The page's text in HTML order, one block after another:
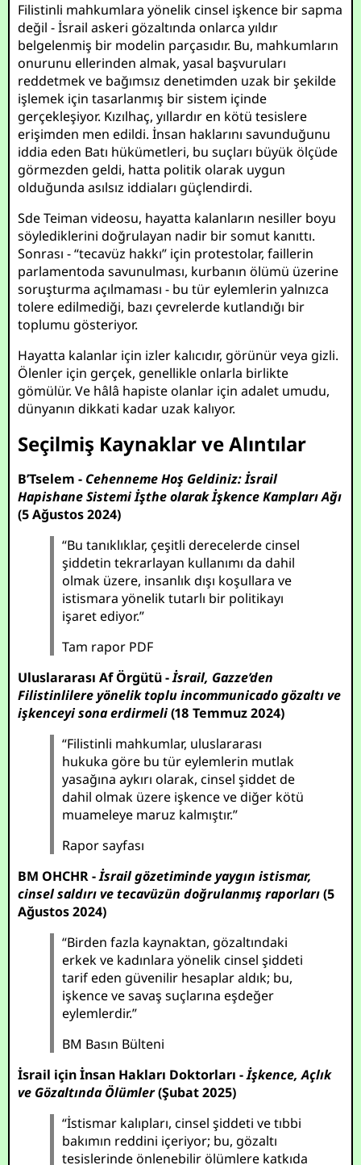
Filistinli mahkumlara yönelik cinsel işkence bir sapma
değil - İsrail askeri gözaltında onlarca yıldır
belgelenmiş bir modelin parçasıdır. Bu, mahkumların
onurunu ellerinden almak, yasal başvuruları
reddetmek ve bağımsız denetimden uzak bir şekilde
işlemek için tasarlanmış bir sistem içinde
gerçekleşiyor. Kızılhaç, yıllardır en kötü tesislere
erişimden men edildi. İnsan haklarını savunduğunu
iddia eden Batı hükümetleri, bu suçları büyük ölçüde
görmezden geldi, hatta politik olarak uygun
olduğunda asılsız iddiaları güçlendirdi.
Sde Teiman videosu, hayatta kalanların nesiller boyu
söylediklerini doğrulayan nadir bir somut kanıttı.
Sonrası - “tecavüz hakkı” için protestolar, faillerin
parlamentoda savunulması, kurbanın ölümü üzerine
soruşturma açılmaması - bu tür eylemlerin yalnızca
tolere edilmediği, bazı çevrelerde kutlandığı bir
toplumu gösteriyor.
Hayatta kalanlar için izler kalıcıdır, görünür veya gizli.
Ölenler için gerçek, genellikle onlarla birlikte
gömülür. Ve hâlâ hapiste olanlar için adalet umudu,
dünyanın dikkati kadar uzak kalıyor.
Seçilmiş Kaynaklar ve Alıntılar
B’Tselem - Cehenneme Hoş Geldiniz: İsrail
Hapishane Sistemi İşthe olarak İşkence Kampları Ağı
(5 Ağustos 2024)
“Bu tanıklıklar, çeşitli derecelerde cinsel
şiddetin tekrarlayan kullanımı da dahil
olmak üzere, insanlık dışı koşullara ve
istismara yönelik tutarlı bir politikayı
işaret ediyor.”
Tam rapor PDF
Uluslararası Af Örgütü -İsrail, Gazze’den
Filistinlilere yönelik toplu incommunicado gözaltı ve
işkenceyi sona erdirmeli(18 Temmuz 2024)
“Filistinli mahkumlar, uluslararası
hukuka göre bu tür eylemlerin mutlak
yasağına aykırı olarak, cinsel şiddet de
dahil olmak üzere işkence ve diğer kötü
muameleye maruz kalmıştır.”
Rapor sayfası
BM OHCHR -İsrail gözetiminde yaygın istismar,
cinsel saldırı ve tecavüzün doğrulanmış raporları(5
Ağustos 2024)
“Birden fazla kaynaktan, gözaltındaki
erkek ve kadınlara yönelik cinsel şiddeti
tarif eden güvenilir hesaplar aldık; bu,
işkence ve savaş suçlarına eşdeğer
eylemlerdir.”
BM Basın Bülteni
İsrail için İnsan Hakları Doktorları -İşkence, Açlık
ve Gözaltında Ölümler(Şubat 2025)
“İstismar kalıpları, cinsel şiddeti ve tıbbi
bakımın reddini içeriyor; bu, gözaltı
tesislerinde önlenebilir ölümlere katkıda